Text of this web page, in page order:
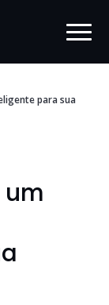
para sua